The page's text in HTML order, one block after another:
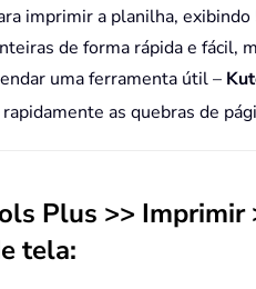
imprimir a planilha,
de forma rápida e fácil,
uma ferramenta útil –
as quebras de
Plus >> Imprimir
tela: